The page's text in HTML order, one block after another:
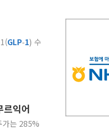
GLP-1) 수
르익어
가는 285%